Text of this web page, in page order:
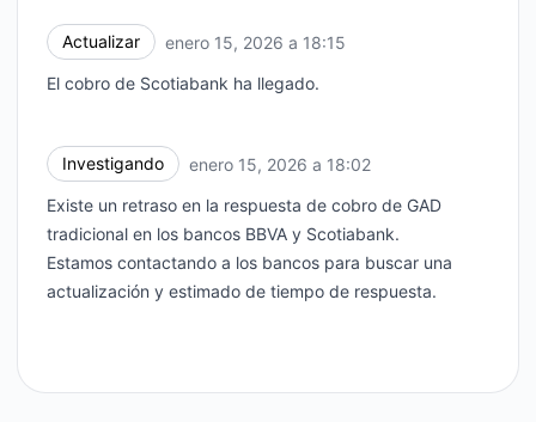
Actualizar enero 15, 2026 a 18:15
El cobro de Scotiabank ha llegado.
Investigando enero 15, 2026 a 18:02
Existe un retraso en la respuesta de cobro de GAD
tradicional en los bancos BBVA y Scotiabank.
Estamos contactando a los bancos para buscar una
actualización y estimado de tiempo de respuesta.